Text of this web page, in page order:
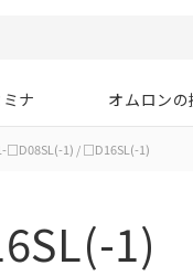
ナ オムロン
□D08SL(-1) / □D16SL(-1)
1)